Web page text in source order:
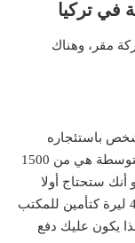
في تركيا
مقر، وهناك
باستئجاره
ويمارس به نشاطه بشكل طبيعي، والتكلفة المتوسطة هي من 1500
هو أنك ستحتاج أولا
لدفع مبلغ 2000 ليرة إيجار للشهر الاول، و 4000 ليرة كتأمين للمكتب
يكون عليك دفع